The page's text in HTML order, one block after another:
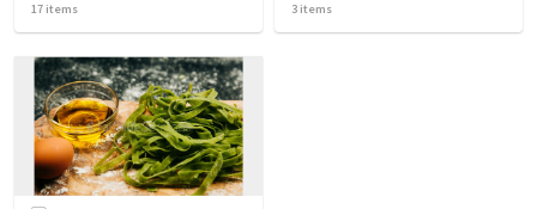
17 items 3 items